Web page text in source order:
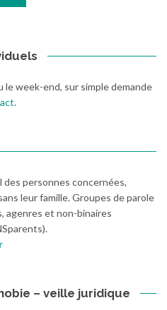
le week-end, sur simple demande
.
des personnes concernées,
leur famille. Groupes de parole
agenres et non-binaires
– veille juridique